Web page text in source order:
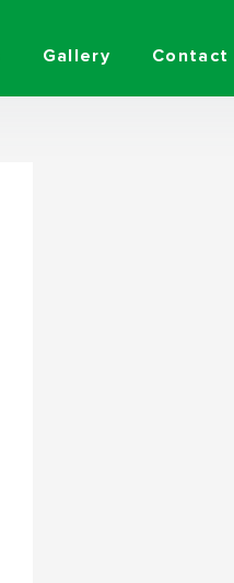
Gallery Contact